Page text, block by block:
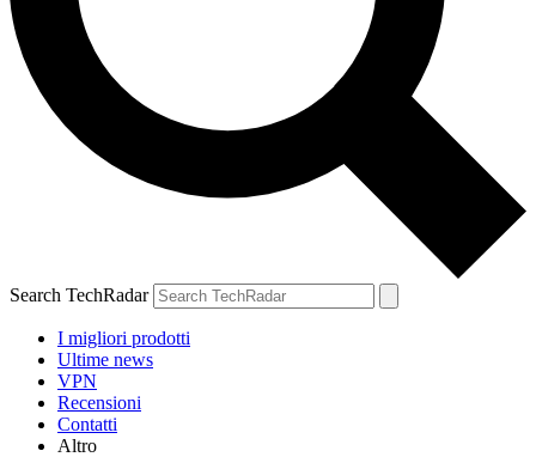
Search TechRadar
I migliori prodotti
Ultime news
VPN
Recensioni
Contatti
Altro